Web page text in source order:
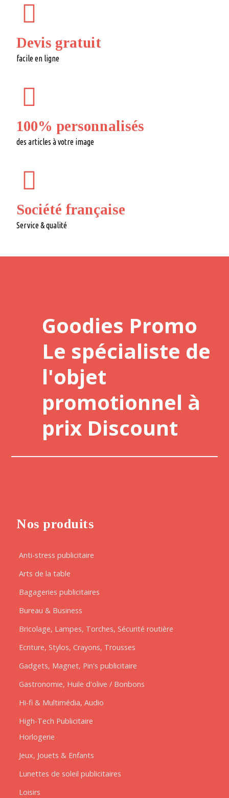
Devis gratuit
facile en ligne
100% personnalisés
des articles à votre image
Société française
Service & qualité
Goodies Promo
Le spécialiste de
l'objet
promotionnel à
prix Discount
Nos produits
Anti-stress publicitaire
Arts de la table
Bagageries publicitaires
Bureau & Business
Bricolage, Lampes, Torches, Sécurité routière
Ecriture, Stylos, Crayons, Trousses
Gadgets, Magnet, Pin's publicitaire
Gastronomie, Huile d'olive / Bonbons
Hi-fi & Multimédia, Audio
High-Tech Publicitaire
Horlogerie
Jeux, Jouets & Enfants
Lunettes de soleil publicitaires
Loisirs